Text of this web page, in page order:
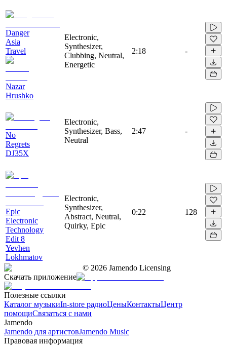
Danger
Asia
Travel
Nazar
Hrushko
Electronic,
Synthesizer,
Clubbing, Neutral,
Energetic
2:18 -
No
Regrets
DJ35X
Electronic,
Synthesizer, Bass,
Neutral
2:47 -
Epic
Electronic
Technology
Edit 8
Yevhen
Lokhmatov
Electronic,
Synthesizer,
Abstract, Neutral,
Quirky, Epic
0:22 128
© 2026 Jamendo Licensing
Скачать приложение
Полезные ссылки
Каталог музыкиIn-store радиоЦеныКонтактыЦентр
помощиСвязаться с нами
Jamendo
Jamendo для артистовJamendo Music
Правовая информация